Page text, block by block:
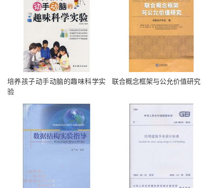
培养孩子动手动脑的趣味科学实
验
联合概念框架与公允价值研究